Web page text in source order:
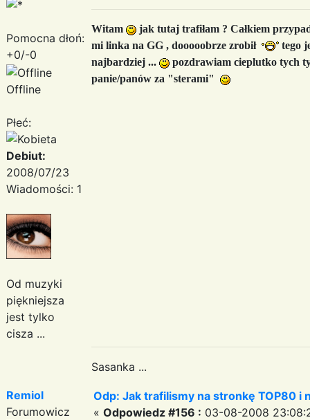
Pomocna dłoń:
+0/-0
Offline
Płeć:
Debiut:
2008/07/23
Wiadomości: 1
Od muzyki
piękniejsza
jest tylko
cisza ...
Witam
jak tutaj trafiłam ? Całkiem
mi linka na GG , dooooobrze zrobił
tego
najbardziej ...
pozdrawiam cieplutko tych
panie/panów za "sterami"
Sasanka ...
Remiol
Forumowicz
Odp: Jak trafilismy na stronkę TOP80 i
« Odpowiedz #156 : 03-08-2008